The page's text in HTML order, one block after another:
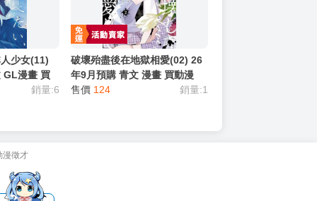
得見一切
文 輕小說
銷量:4
MIX(24) 26年9月預購 青文 漫
畫 買動漫
售價 106 銷量:1